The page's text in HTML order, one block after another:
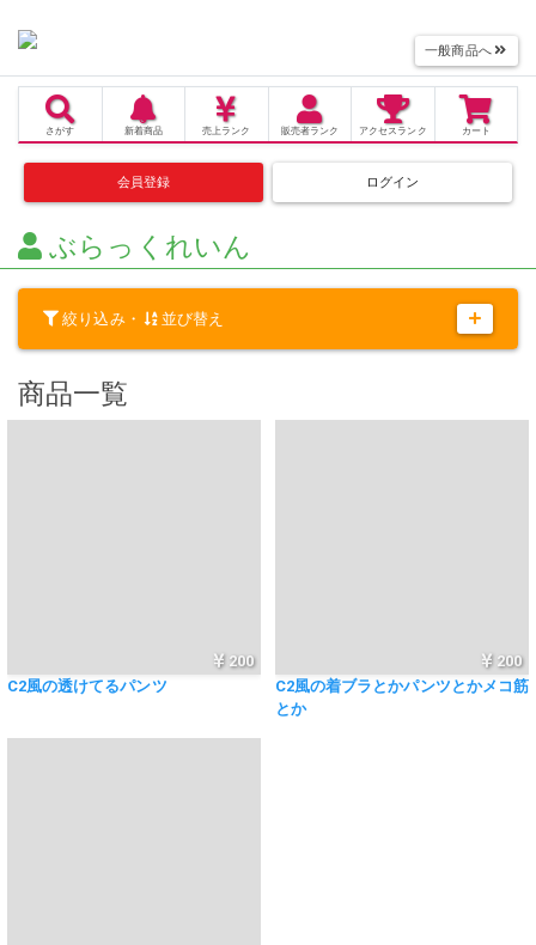
一般商品へ
さがす 新着商品 売上 ランク 販売者ランク アクセス ランク カート
会員登録 ログイン
ぶらっくれいん
絞り込み・ 並び替え
商品一覧
200
C2風の透けてるパンツ
200
C2風の着ブラとかパンツとかメコ筋
とか